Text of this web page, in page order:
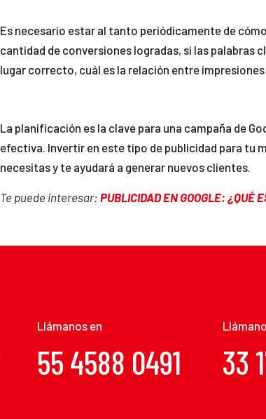
Es necesario estar al tanto periódicamente de
cantidad de conversiones logradas, si las palabras
lugar correcto, cuál es la relación entre
La planificación es la clave para una campaña de
efectiva. Invertir en este tipo de publicidad para tu
necesitas y te ayudará a generar nuevos clientes.
Te puede interesar: PUBLICIDAD EN GOOGLE: ¿QUÉ
Llámanos en
55 4588 0491 33